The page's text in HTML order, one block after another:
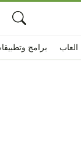
العاب برامج